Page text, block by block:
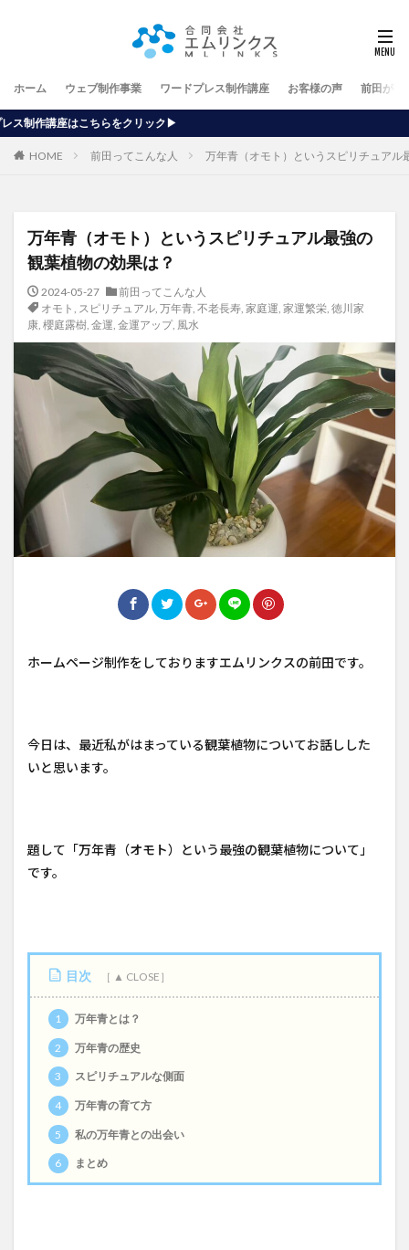
ホーム ウェブ制作事業 ワードプレス制作講座 お客様の声 前田が行
ク▶
HOME 前田ってこんな人 万年青（オモト）というスピリチュアル
万年青（オモト）というスピリチュアル最強の
観葉植物の効果は？
2024-05-27
前田ってこんな人
オモト , スピリチュアル, 万年青, 不老長寿, 家庭運, 家運繁栄, 徳川家
康, 櫻庭露樹, 金運, 金運アップ, 風水
ホームページ制作をしておりますエムリンクスの前田です。
今日は、最近私がはまっている観葉植物についてお話しした
いと思います。
題して「万年青（オモト）という最強の観葉植物について」
です。
目次
1 万年青とは？
2 万年青の歴史
3 スピリチュアルな側面
4 万年青の育て方
5 私の万年青との出会い
6 まとめ